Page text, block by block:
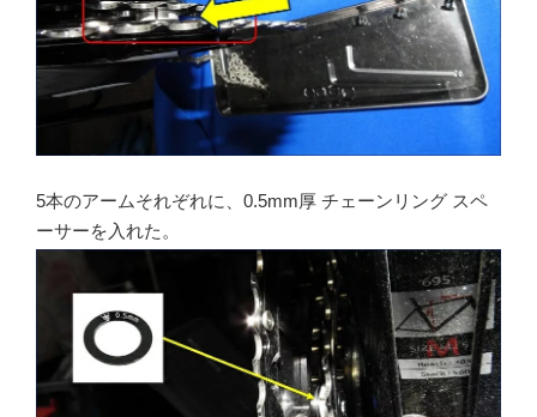
5本のアームそれぞれに、0.5mm厚 チェーンリング スペ
ーサーを入れた。